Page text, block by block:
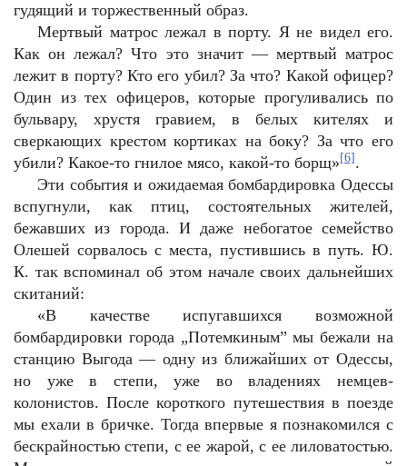
гудящий и торжественный образ.
Мертвый матрос лежал в порту. Я не видел его.
Как он лежал? Что это значит — мертвый матрос
лежит в порту? Кто его убил? За что? Какой офицер?
Один из тех офицеров, которые прогуливались по
бульвару, хрустя гравием, в белых кителях и
сверкающих крестом кортиках на боку? За что его
убили? Какое-то гнилое мясо, какой-то борщ» [6] .
Эти события и ожидаемая бомбардировка Одессы
вспугнули, как птиц, состоятельных жителей,
бежавших из города. И даже небогатое семейство
Олешей сорвалось с места, пустившись в путь. Ю.
К. так вспоминал об этом начале своих дальнейших
скитаний:
«В качестве испугавшихся возможной
бомбардировки города „Потемкиным” мы бежали на
станцию Выгода — одну из ближайших от Одессы,
но уже в степи, уже во владениях немцев-
колонистов. После короткого путешествия в поезде
мы ехали в бричке. Тогда впервые я познакомился с
бескрайностью степи, с ее жарой, с ее лиловатостью.